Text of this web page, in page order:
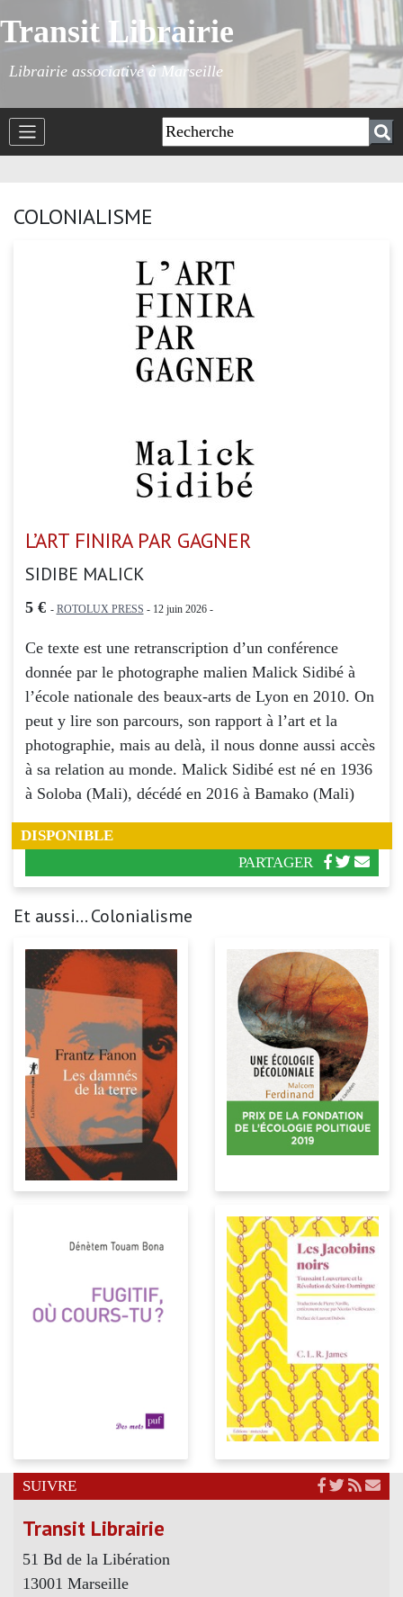
Transit Librairie
Librairie associative à Marseille
COLONIALISME
L’ART FINIRA PAR GAGNER
SIDIBE MALICK
5 € - ROTOLUX PRESS - 12 juin 2026 -
Ce texte est une retranscription d’un conférence
donnée par le photographe malien Malick Sidibé à
l’école nationale des beaux-arts de Lyon en 2010. On
peut y lire son parcours, son rapport à l’art et la
photographie, mais au delà, il nous donne aussi accès
à sa relation au monde. Malick Sidibé est né en 1936
à Soloba (Mali), décédé en 2016 à Bamako (Mali)
DISPONIBLE
PARTAGER
Et aussi... Colonialisme
SUIVRE
Transit Librairie
51 Bd de la Libération
13001 Marseille